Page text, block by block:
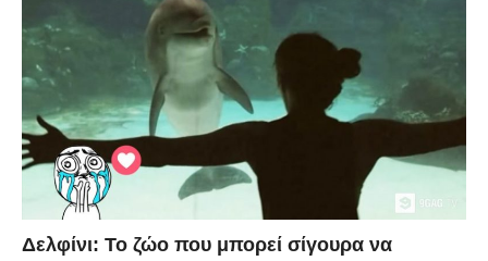
Δελφίνι: Το ζώο που μπορεί σίγουρα να